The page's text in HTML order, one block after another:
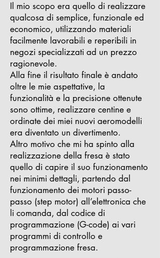
Il mio scopo era quello di realizzare
qualcosa di semplice, funzionale ed
economico, utilizzando materiali
facilmente lavorabili e reperibili in
negozi specializzati ad un prezzo
ragionevole.
Alla fine il risultato finale è andato
oltre le mie aspettative, la
funzionalità e la precisione ottenute
sono ottime, realizzare centine e
ordinate dei miei nuovi aeromodelli
era diventato un divertimento.
Altro motivo che mi ha spinto alla
realizzazione della fresa è stato
quello di capire il suo funzionamento
nei minimi dettagli, partendo dal
funzionamento dei motori passo-
passo (step motor) all’elettronica che
li comanda, dal codice di
programmazione (G-code) ai vari
programmi di controllo e
programmazione fresa.